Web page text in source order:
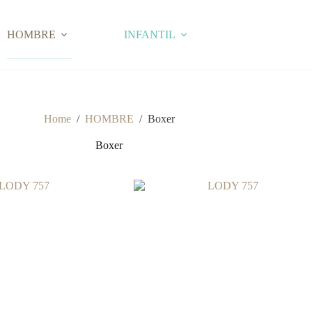
HOMBRE INFANTIL
Home / HOMBRE / Boxer
Boxer